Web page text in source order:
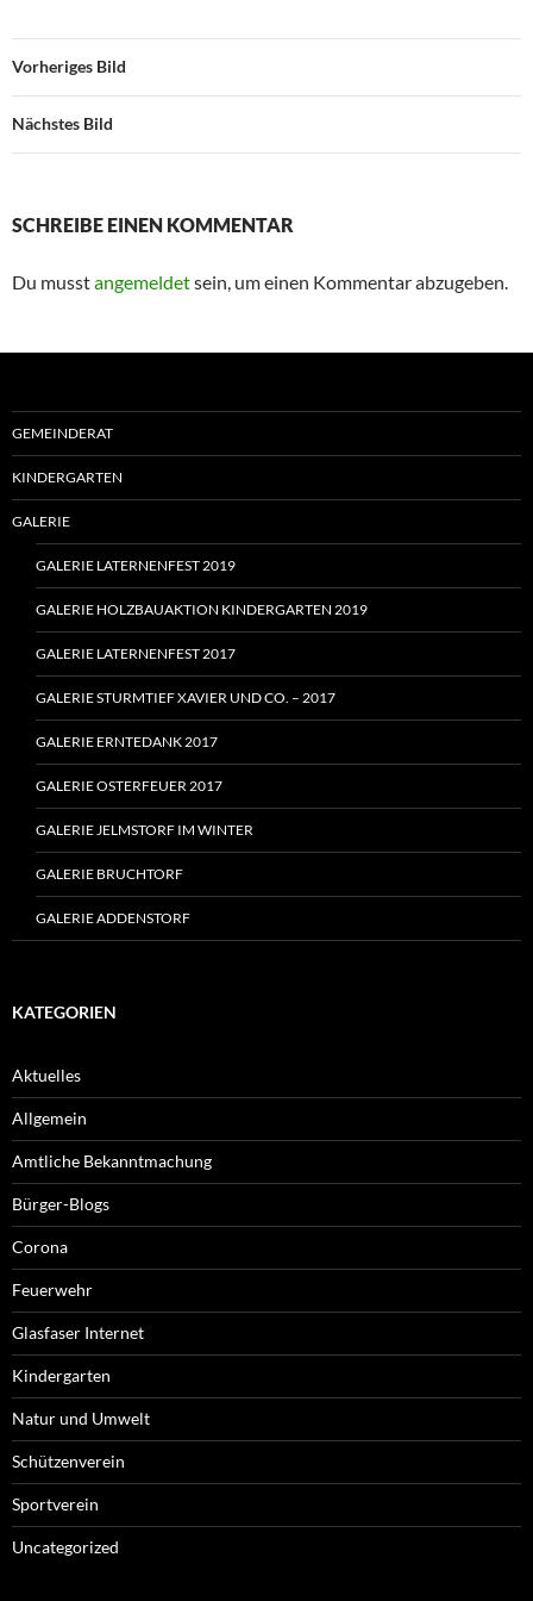
Vorheriges Bild
Nächstes Bild
SCHREIBE EINEN KOMMENTAR
Du musstangemeldetsein, um einen Kommentar abzugeben.
GEMEINDERAT
KINDERGARTEN
GALERIE
GALERIE LATERNENFEST 2019
GALERIE HOLZBAUAKTION KINDERGARTEN 2019
GALERIE LATERNENFEST 2017
GALERIE STURMTIEF XAVIER UND CO. – 2017
GALERIE ERNTEDANK 2017
GALERIE OSTERFEUER 2017
GALERIE JELMSTORF IM WINTER
GALERIE BRUCHTORF
GALERIE ADDENSTORF
KATEGORIEN
Aktuelles
Allgemein
Amtliche Bekanntmachung
Bürger-Blogs
Corona
Feuerwehr
Glasfaser Internet
Kindergarten
Natur und Umwelt
Schützenverein
Sportverein
Uncategorized